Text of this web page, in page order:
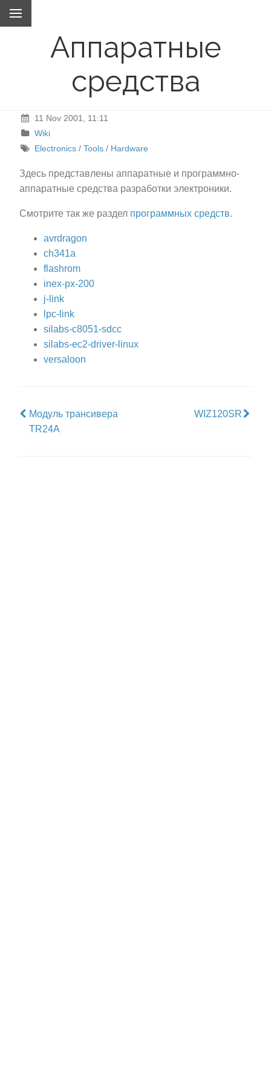
Аппаратные
средства
11 Nov 2001, 11:11
Wiki
Electronics /Tools / Hardware
Здесь представлены аппаратные и программно-
аппаратные средства разработки электроники.
Смотрите так же раздел программных средств.
avrdragon
ch341a
flashrom
inex-px-200
j-link
lpc-link
silabs-c8051-sdcc
silabs-ec2-driver-linux
versaloon
Модуль трансивера
TR24A
WIZ120SR